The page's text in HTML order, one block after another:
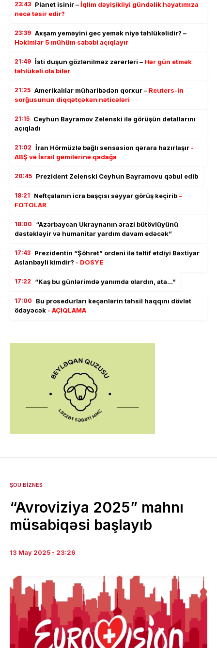
23:43 Planet isinir –İqlim dəyişikliyi gündəlik həyatımıza
necə təsir edir?
23:39 Axşam yeməyini gec yemək niyə təhlükəlidir? –
Həkimlər 5 mühüm səbəbi açıqlayır
21:49 İsti duşun gözlənilməz zərərləri – Hər gün etmək
təhlükəli ola bilər
21:25 Amerikalılar müharibədən qorxur – Reuters-in
sorğusunun diqqətçəkən nəticələri
21:15 Ceyhun Bayramov Zelenski ilə görüşün detallarını
açıqladı
21:02 İran Hörmüzlə bağlı sensasion qərara hazırlaşır -
ABŞ və İsrail gəmilərinə qadağa
20:45 Prezident Zelenski Ceyhun Bayramovu qəbul edib
18:21 Neftçalanın icra başçısı səyyar görüş keçirib–
FOTOLAR
18:00
“Azərbaycan Ukraynanın ərazi bütövlüyünü
dəstəkləyir və humanitar yardım davam edəcək”
17:43 Prezidentin “Şöhrət” ordeni ilə təltif etdiyi Bəxtiyar
Aslanbəyli kimdir? - DOSYE
17:22 “Kaş bu günlərimdə yanımda olardın, ata…”
17:00
Bu prosedurları keçənlərin təhsil haqqını dövlət
ödəyəcək - AÇIQLAMA
ŞOU BIZNES
“Avroviziya 2025” mahnı
müsabiqəsi başlayıb
13 May 2025 - 23:26